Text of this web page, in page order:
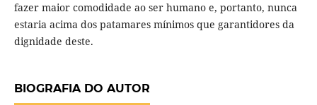
fazer maior comodidade ao ser humano e, portanto, nunca
estaria acima dos patamares mínimos que garantidores da
dignidade deste.
BIOGRAFIA DO AUTOR